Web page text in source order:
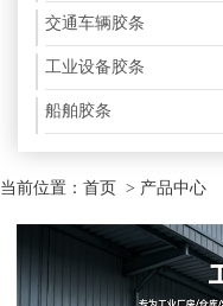
交通车辆胶条
工业设备胶条
船舶胶条
当前位置： 首页 > 产品中心